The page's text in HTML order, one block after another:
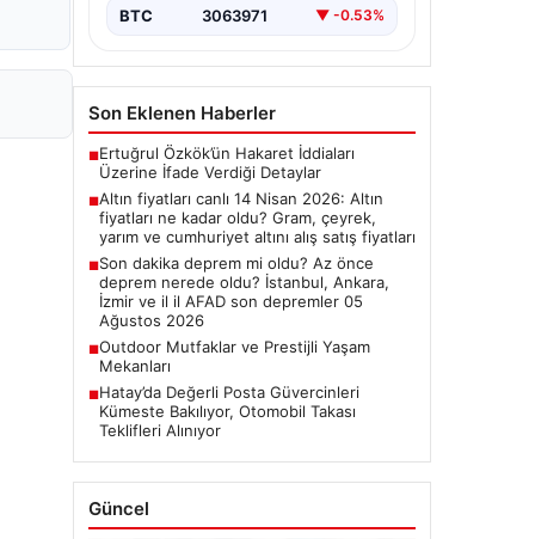
BTC 3063971 ▼ -0.53%
Son Eklenen Haberler
■Ertuğrul Özkök’ün Hakaret İddiaları
Üzerine İfade Verdiği Detaylar
■Altın fiyatları canlı 14 Nisan 2026: Altın
fiyatları ne kadar oldu? Gram, çeyrek,
yarım ve cumhuriyet altını alış satış fiyatları
■Son dakika deprem mi oldu? Az önce
deprem nerede oldu? İstanbul, Ankara,
İzmir ve il il AFAD son depremler 05
Ağustos 2026
■Outdoor Mutfaklar ve Prestijli Yaşam
Mekanları
■Hatay’da Değerli Posta Güvercinleri
Kümeste Bakılıyor, Otomobil Takası
Teklifleri Alınıyor
Güncel